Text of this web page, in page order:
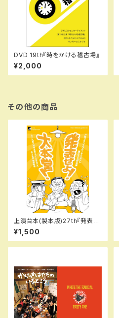
DVD 19th『時をかける稽古場』
¥2,000
その他の商品
上演台本(製本版)27th『発表せ
よ！大本営！』
¥1,500